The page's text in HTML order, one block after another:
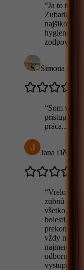
“Ja to tu
Zubarka a
hygienu tu
Simona
“Som
Jana
“Vrelo
zubnú
všetko, čo
bolesti,
vždy mi
odborný